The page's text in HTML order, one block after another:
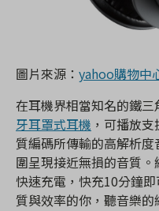
圖片來源： yahoo購物中
在耳機界相當知名的鐵三
牙耳罩式耳機 ，可播放
質編碼所傳輸的高解析
圍呈現接近無損的音質
快速充電，快充10分鐘
質與效率的你，聽音樂的